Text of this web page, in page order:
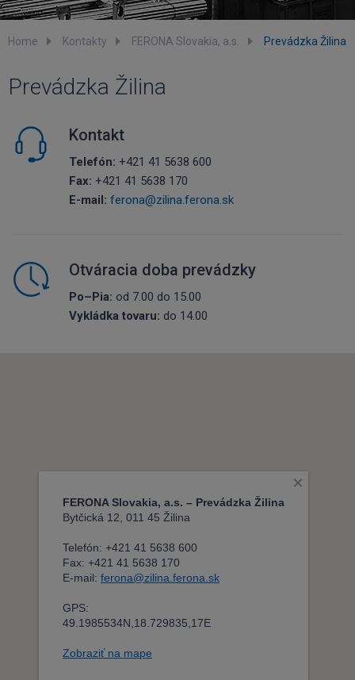
Home Kontakty FERONA Slovakia, a.s. Prevádzka Žilina
Prevádzka Žilina
Kontakt
Telefón: +421 41 5638 600
Fax: +421 41 5638 170
E-mail: ferona@zilina.ferona.sk
Otváracia doba prevádzky
Po–Pia: od 7.00 do 15.00
Vykládka tovaru: do 14.00